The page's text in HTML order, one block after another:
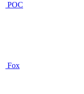
POC
Fox